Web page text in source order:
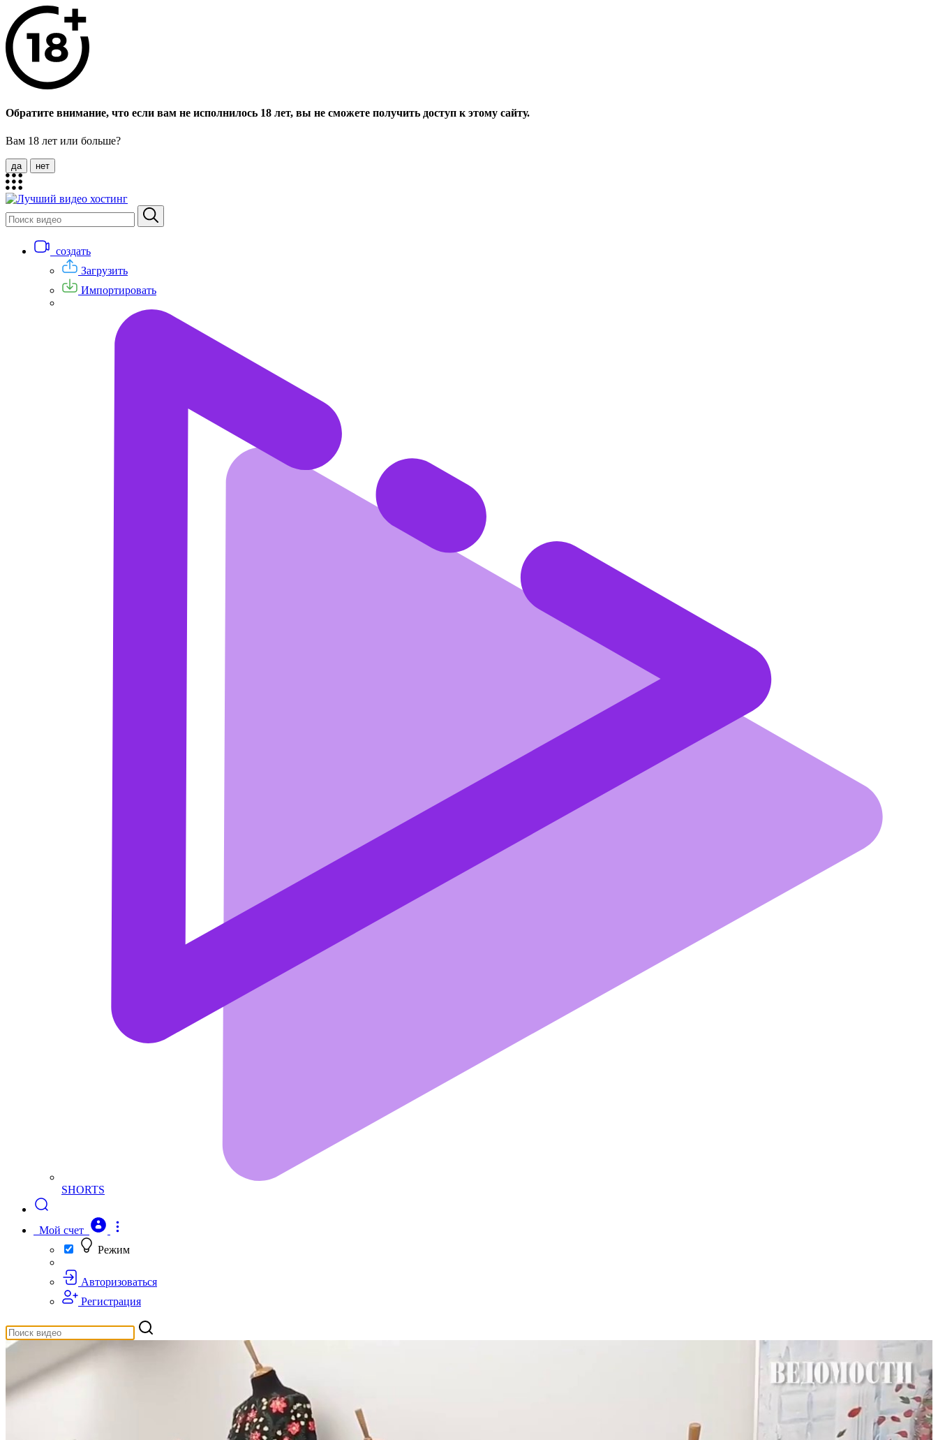
Обратите внимание, что если вам не исполнилось 18 лет, вы не сможете получить доступ к этому сайту.
Вам 18 лет или больше?
да нет
создать
Загрузить
Импортировать
SHORTS
Мой счет
Режим
Авторизоваться
Регистрация